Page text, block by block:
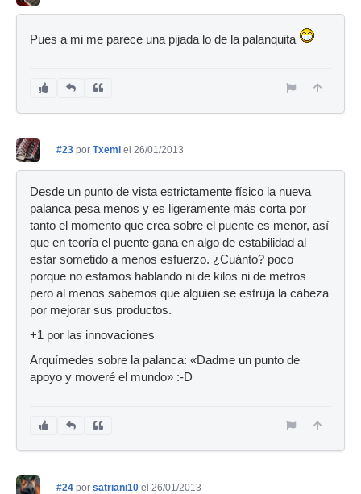
Pues a mi me parece una pijada lo de la palanquita
#23 por Txemi el 26/01/2013
Desde un punto de vista estrictamente físico la nueva
palanca pesa menos y es ligeramente más corta por
tanto el momento que crea sobre el puente es menor, así
que en teoría el puente gana en algo de estabilidad al
estar sometido a menos esfuerzo. ¿Cuánto? poco
porque no estamos hablando ni de kilos ni de metros
pero al menos sabemos que alguien se estruja la cabeza
por mejorar sus productos.
+1 por las innovaciones
Arquímedes sobre la palanca: «Dadme un punto de
apoyo y moveré el mundo» :-D
#24 por satriani10 el 26/01/2013